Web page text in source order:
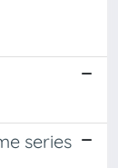
series